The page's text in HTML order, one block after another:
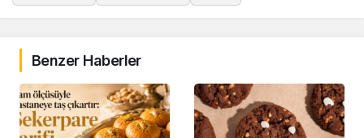
Benzer Haberler